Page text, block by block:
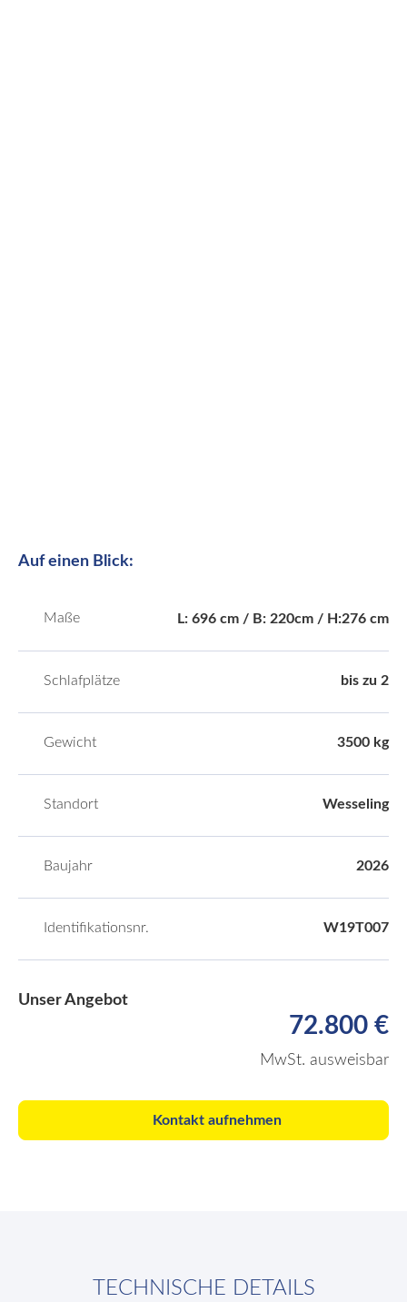
Auf einen Blick:
Maße L: 696 cm / B: 220cm / H:276 cm
Schlafplätze bis zu 2
Gewicht 3500 kg
Standort Wesseling
Baujahr 2026
Identifikationsnr. W19T007
Unser Angebot
72.800 €
MwSt. ausweisbar
Kontakt aufnehmen
TECHNISCHE DETAILS